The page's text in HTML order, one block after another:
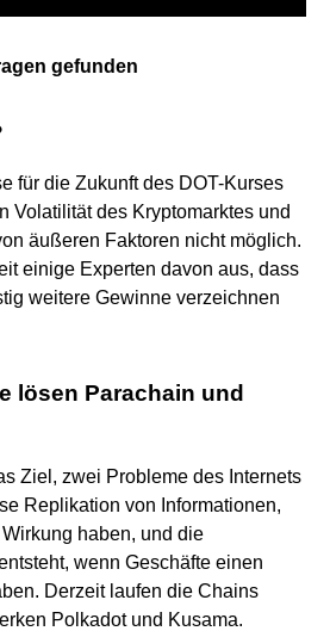
gefunden
für die Zukunft des DOT-Kurses
Volatilität des Kryptomarktes und
äußeren Faktoren nicht möglich.
einige Experten davon aus, dass
weitere Gewinne verzeichnen
lösen Parachain und
Ziel, zwei Probleme des Internets
Replikation von Informationen,
haben, und die
wenn Geschäfte einen
Derzeit laufen die Chains
Polkadot und Kusama.